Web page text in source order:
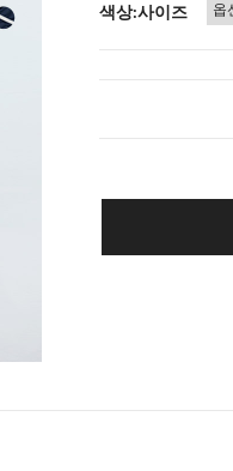
색상:사이즈